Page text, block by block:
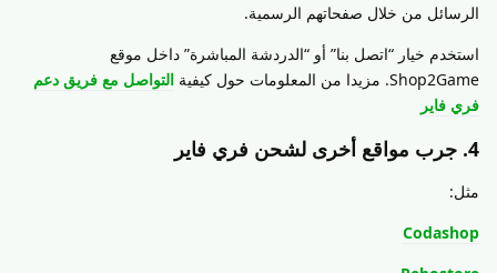
الرسائل من خلال صفحاتهم الرسمية.
استخدم خيار “اتصل بنا” أو “الدردشة المباشرة” داخل موقع
Shop2Game. مزيدا من المعلومات حول كيفية
التواصل مع فريق دعم
فري فاير
4. جرب مواقع أخرى لشحن فري فاير
مثل:
Codashop